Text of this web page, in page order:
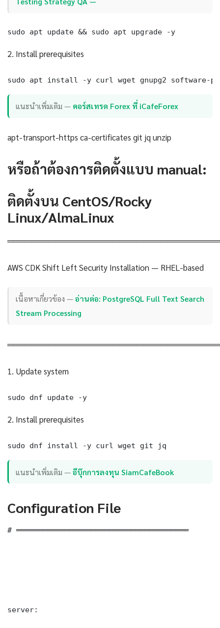
sudo apt update && sudo apt upgrade -y
2. Install prerequisites
sudo apt install -y curl wget gnupg2 software-
แนะนำเพิ่มเติม — คอร์สเทรด Forex ที่ iCafeForex
apt-transport-https ca-certificates git jq unzip
หรือถ้าต้องการติดตั้งแบบ manual:
ติดตั้งบน CentOS/Rocky
Linux/AlmaLinux
AWS CDK Shift Left Security Installation — RHEL-based
เนื้อหาเกี่ยวข้อง —อ่านต่อ: PostgreSQL Full Text Search
Stream Processing
1. Update system
sudo dnf update -y
2. Install prerequisites
sudo dnf install -y curl wget git jq
แนะนำเพิ่มเติม —อีบุ๊กการลงทุน SiamCafeBook
Configuration File
# ═══════════════════════════════════════
server: